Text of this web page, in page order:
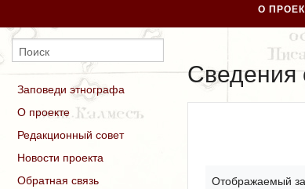
О
Заповеди этнографа
О проекте
Редакционный совет
Новости проекта
Обратная связь
Сведения
Отображаемый